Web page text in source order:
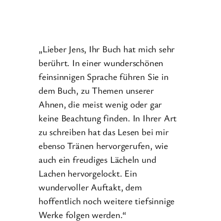
„Lieber Jens, Ihr Buch hat mich sehr
berührt. In einer wunderschönen
feinsinnigen Sprache führen Sie in
dem Buch, zu Themen unserer
Ahnen, die meist wenig oder gar
keine Beachtung finden. In Ihrer Art
zu schreiben hat das Lesen bei mir
ebenso Tränen hervorgerufen, wie
auch ein freudiges Lächeln und
Lachen hervorgelockt. Ein
wundervoller Auftakt, dem
hoffentlich noch weitere tiefsinnige
Werke folgen werden.“